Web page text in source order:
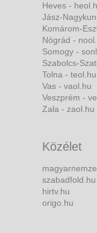
Heves -
Jász-
Komárom-
Nógrád -
Somogy -
Szabolcs-
Tolna - teol.hu
Vas - vaol.hu
Veszprém -
Zala - zaol.hu
Közélet
szabadfold.hu
hirtv.hu
origo.hu